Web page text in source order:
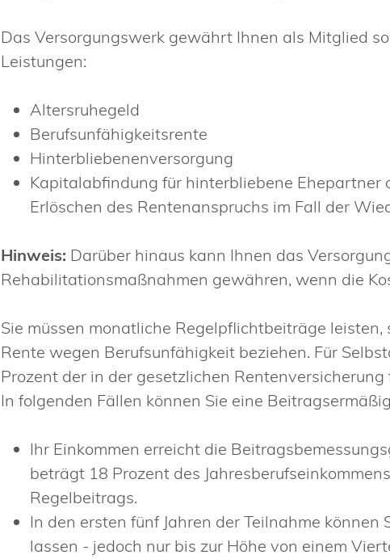
Das Versorgungswerk gewährt Ihnen als Mitglied
Leistungen:
Altersruhegeld
Berufsunfähigkeitsrente
Hinterbliebenenversorgung
Kapitalabfindung für hinterbliebene Ehepartner
Erlöschen des Rentenanspruchs im Fall der
Hinweis: Darüber hinaus kann Ihnen das
Rehabilitationsmaßnahmen gewähren, wenn die
Sie müssen monatliche Regelpflichtbeiträge
Rente wegen Berufsunfähigkeit beziehen. Für
Prozent der in der gesetzlichen
In folgenden Fällen können Sie eine
Ihr Einkommen erreicht die
beträgt 18 Prozent des
Regelbeitrags.
In den ersten fünf Jahren der Teilnahme
lassen - jedoch nur bis zur Höhe von einem